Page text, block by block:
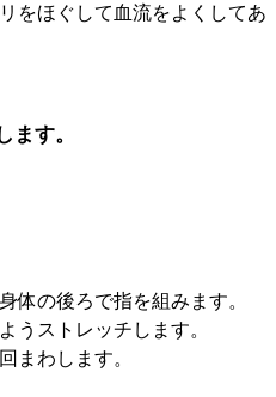
をほぐして血流をよくしてあ
ます。
体の後ろで指を組みます。
うストレッチします。
まわします。